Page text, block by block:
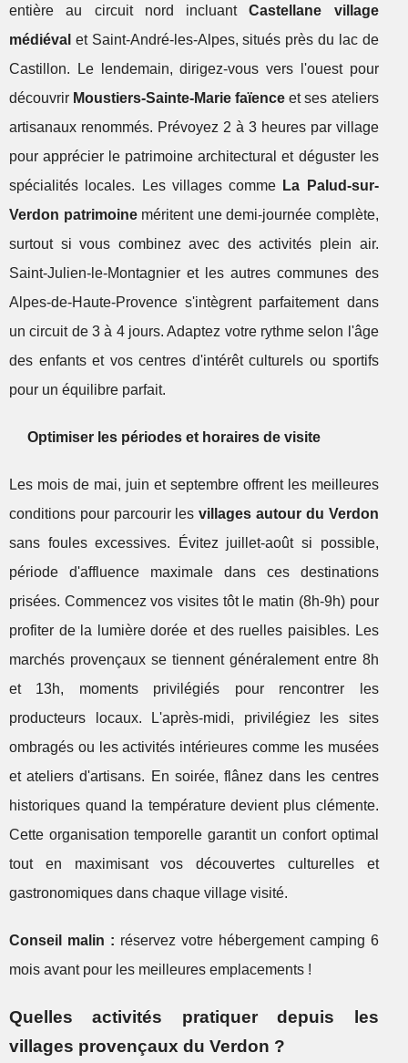
entière au circuit nord incluantCastellane village
médiéval et Saint-André-les-Alpes, situés près du lac de
Castillon. Le lendemain, dirigez-vous vers l'ouest pour
découvrir Moustiers-Sainte-Marie faïence et ses ateliers
artisanaux renommés. Prévoyez 2 à 3 heures par village
pour apprécier le patrimoine architectural et déguster les
spécialités locales. Les villages comme La Palud-sur-
Verdon patrimoineméritent une demi-journée complète,
surtout si vous combinez avec des activités plein air.
Saint-Julien-le-Montagnier et les autres communes des
Alpes-de-Haute-Provence s'intègrent parfaitement dans
un circuit de 3 à 4 jours. Adaptez votre rythme selon l'âge
des enfants et vos centres d'intérêt culturels ou sportifs
pour un équilibre parfait.
Optimiser les périodes et horaires de visite
Les mois de mai, juin et septembre offrent les meilleures
conditions pour parcourir lesvillages autour du Verdon
sans foules excessives. Évitez juillet-août si possible,
période d'affluence maximale dans ces destinations
prisées. Commencez vos visites tôt le matin (8h-9h) pour
profiter de la lumière dorée et des ruelles paisibles. Les
marchés provençaux se tiennent généralement entre 8h
et 13h, moments privilégiés pour rencontrer les
producteurs locaux. L'après-midi, privilégiez les sites
ombragés ou les activités intérieures comme les musées
et ateliers d'artisans. En soirée, flânez dans les centres
historiques quand la température devient plus clémente.
Cette organisation temporelle garantit un confort optimal
tout en maximisant vos découvertes culturelles et
gastronomiques dans chaque village visité.
Conseil malin : réservez votre hébergement camping 6
mois avant pour les meilleures emplacements !
Quelles activités pratiquer depuis les
villages provençaux du Verdon ?